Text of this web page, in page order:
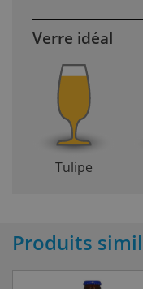
Verre idéal
Tulipe
Produits